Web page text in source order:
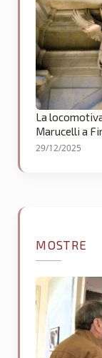
La
Marucelli a
29/12/2025
MOSTRE